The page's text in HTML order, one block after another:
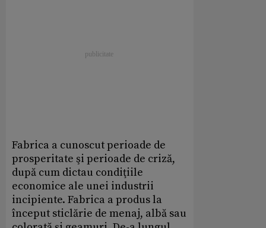
Fabrica a cunoscut perioade de
prosperitate şi perioade de criză,
după cum dictau condiţiile
economice ale unei industrii
incipiente. Fabrica a produs la
început sticlărie de menaj, albă sau